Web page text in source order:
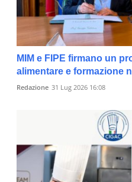
MIM e FIPE firmano un
alimentare e formazione
Redazione 31 Lug 2026 16:08